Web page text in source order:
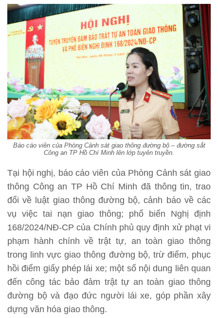
Báo cáo viên của Phòng Cảnh sát giao thông đường bộ – đường sắt
Công an TP Hồ Chí Minh lên lớp tuyên truyền.
Tại hội nghị, báo cáo viên của Phòng Cảnh sát giao
thông Công an TP Hồ Chí Minh đã thông tin, trao
đổi về luật giao thông đường bộ, cảnh báo về các
vụ việc tai nạn giao thông; phổ biến Nghị định
168/2024/NĐ-CP của Chính phủ quy định xử phạt vi
phạm hành chính về trật tự, an toàn giao thông
trong linh vực giao thông đường bộ, trừ điểm, phục
hồi điểm giấy phép lái xe; một số nội dung liên quan
đến công tác bảo đảm trật tự an toàn giao thông
đường bộ và đạo đức người lái xe, góp phần xây
dựng văn hóa giao thông.